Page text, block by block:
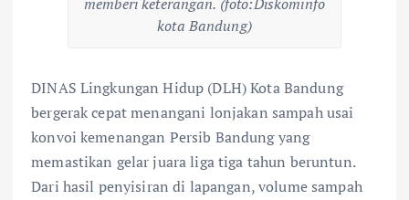
memberi keterangan. (foto:Diskominfo
kota Bandung)
DINAS Lingkungan Hidup (DLH) Kota Bandung
bergerak cepat menangani lonjakan sampah usai
konvoi kemenangan Persib Bandung yang
memastikan gelar juara liga tiga tahun beruntun.
Dari hasil penyisiran di lapangan, volume sampah